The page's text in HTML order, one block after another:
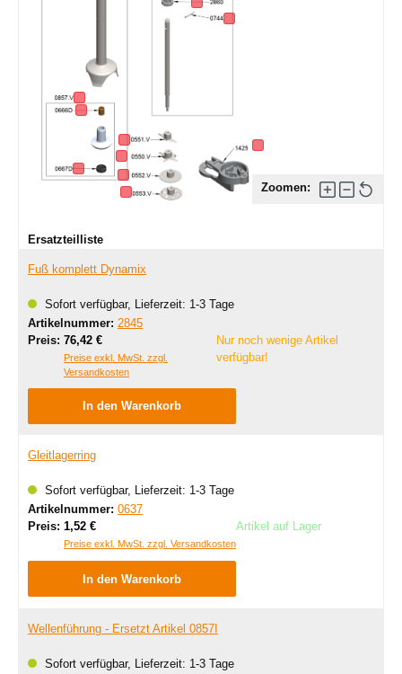
Zoomen:
Ersatzteilliste
Fuß komplett Dynamix
Sofort verfügbar, Lieferzeit: 1-3 Tage
Artikelnummer: 2845
Preis: Regulärer Preis:
76,42 €
Preise exkl. MwSt. zzgl.
Versandkosten
Nur noch wenige Artikel
verfügbar!
In den Warenkorb
Gleitlagerring
Sofort verfügbar, Lieferzeit: 1-3 Tage
Artikelnummer: 0637
Preis: Regulärer Preis:
1,52 €
Preise exkl. MwSt. zzgl. Versandkosten
Artikel auf Lager
In den Warenkorb
Wellenführung - Ersetzt Artikel 0857I
Sofort verfügbar, Lieferzeit: 1-3 Tage